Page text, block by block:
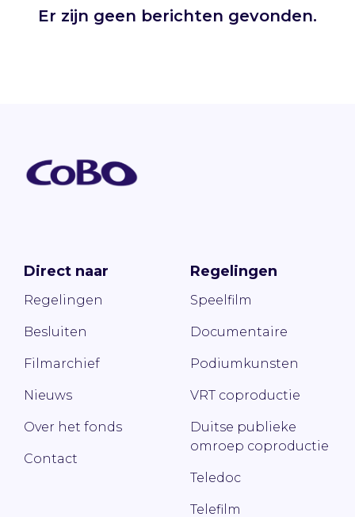
Er zijn geen berichten gevonden.
Direct naar
Regelingen
Besluiten
Filmarchief
Nieuws
Over het fonds
Contact
Regelingen
Speelfilm
Documentaire
Podiumkunsten
VRT coproductie
Duitse publieke
omroep coproductie
Teledoc
Telefilm